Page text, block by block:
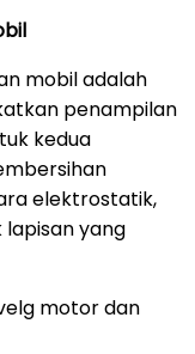
mobil adalah
penampilan
kedua
elektrostatik,
yang
motor dan